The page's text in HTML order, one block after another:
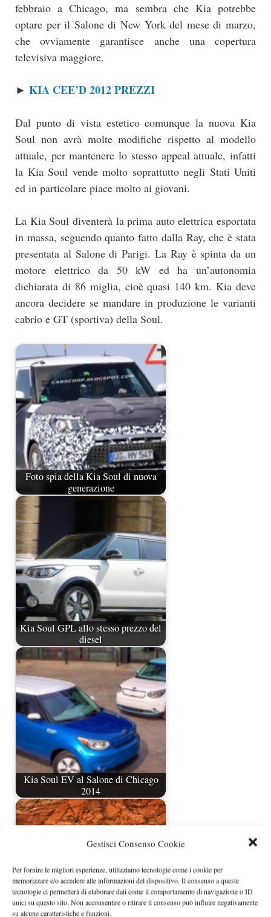
Gestisci Consenso Cookie
Per fornire le migliori esperienze, utilizziamo tecnologie come i cookie per
memorizzare e/o accedere alle informazioni del dispositivo. Il consenso a queste
tecnologie ci permetterà di elaborare dati come il comportamento di navigazione o ID
unici su questo sito. Non acconsentire o ritirare il consenso può influire negativamente
su alcune caratteristiche e funzioni.
febbraio a Chicago, ma sembra che Kia potrebbe
optare per il Salone di New York del mese di marzo,
che ovviamente garantisce anche una copertura
televisiva maggiore.
► KIA CEE’D 2012 PREZZI
Dal punto di vista estetico comunque la nuova Kia
Soul non avrà molte modifiche rispetto al modello
attuale, per mantenere lo stesso appeal attuale, infatti
la Kia Soul vende molto soprattutto negli Stati Uniti
ed in particolare piace molto ai giovani.
La Kia Soul diventerà la prima auto elettrica esportata
in massa, seguendo quanto fatto dalla Ray, che è stata
presentata al Salone di Parigi. La Ray è spinta da un
motore elettrico da 50 kW ed ha un’autonomia
dichiarata di 86 miglia, cioè quasi 140 km. Kia deve
ancora decidere se mandare in produzione le varianti
cabrio e GT (sportiva) della Soul.
Foto spia della Kia Soul di nuova
generazione
Kia Soul GPL allo stesso prezzo del
diesel
Kia Soul EV al Salone di Chicago
2014